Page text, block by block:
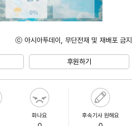
ⓒ 아시아투데이, 무단전재 및 재배포 금지
후원하기
화나요 후속기사 원해요